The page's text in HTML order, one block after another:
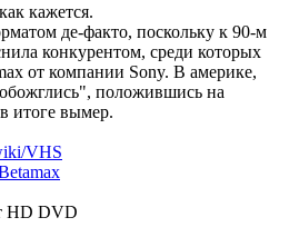
кажется.
де-факто, поскольку к 90-м
конкурентом, среди которых
от компании Sony. В америке,
положившись на
итоге вымер.
VHS
HD DVD